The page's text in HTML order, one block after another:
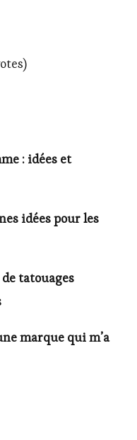
: idées et
idées pour les
tatouages
marque qui m’a